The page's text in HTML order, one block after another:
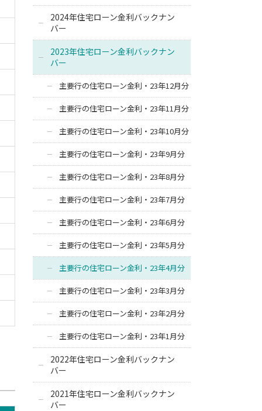
2024年住宅ローン金利バックナン
バー
2023年住宅ローン金利バックナン
バー
主要行の住宅ローン金利・23年12月分
主要行の住宅ローン金利・23年11月分
主要行の住宅ローン金利・23年10月分
主要行の住宅ローン金利・23年9月分
主要行の住宅ローン金利・23年8月分
主要行の住宅ローン金利・23年7月分
主要行の住宅ローン金利・23年6月分
主要行の住宅ローン金利・23年5月分
主要行の住宅ローン金利・23年4月分
主要行の住宅ローン金利・23年3月分
主要行の住宅ローン金利・23年2月分
主要行の住宅ローン金利・23年1月分
2022年住宅ローン金利バックナン
バー
2021年住宅ローン金利バックナン
バー